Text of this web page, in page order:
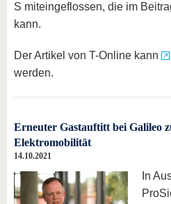
S miteingeflossen, die im
kann.
Der Artikel von T-Online kann
werden.
Erneuter Gastauftitt bei Galileo
Elektromobilität
14.10.2021
In